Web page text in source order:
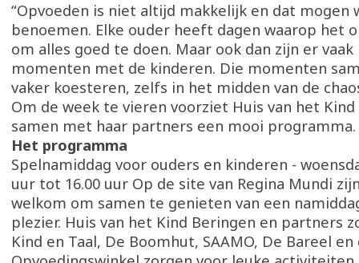
“Opvoeden is niet altijd makkelijk en dat mogen
benoemen. Elke ouder heeft dagen waarop het
om alles goed te doen. Maar ook dan zijn er
momenten met de kinderen. Die momenten
vaker koesteren, zelfs in het midden van de
Om de week te vieren voorziet Huis van het
samen met haar partners een mooi programma.
Het programma
Spelnamiddag voor ouders en kinderen -
uur tot 16.00 uur Op de site van Regina Mundi
welkom om samen te genieten van een
plezier. Huis van het Kind Beringen en partners
Kind en Taal, De Boomhut, SAAMO, De Bareel en